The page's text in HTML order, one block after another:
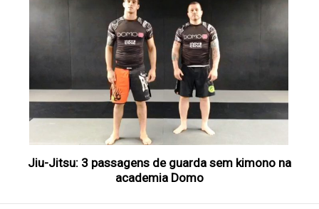
Jiu-Jitsu: 3 passagens de guarda sem kimono na
academia Domo